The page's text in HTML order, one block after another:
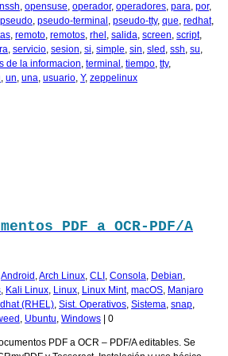
, opensuse, operador, operadores, para, por,
pseudo, pseudo-terminal , pseudo-tty, que, redhat,
, remoto, remotos, rhel , salida, screen, script,
, servicio, sesion, si, simple, sin, sled , ssh, su,
de la informacion, terminal , tiempo, tty,
, un, una, usuario, Y, zeppelinux
PDF a OCR-PDF/A
Android ,Arch Linux, CLI , Consola, Debian,
, Kali Linux, Linux, Linux Mint, macOS, Manjaro
(RHEL), Sist. Operativos, Sistema, snap,
, Ubuntu, Windows 0
PDF a OCR – PDF/A editables. Se